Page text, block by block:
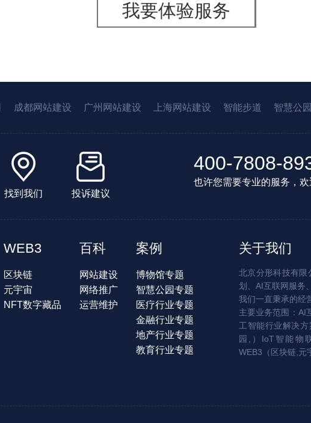
我要体验服务
成都网站建设 广州网站建设 上海网站建设 智能步道 智慧公园
找到我们 投诉建议
400-7808-
也许您需要专业的服务，
WEB3
区块链
元宇宙
NFT数字藏品
百科
网站建设
网络推广
运营维护
案例
博物馆专题
智慧公园专题
医疗行业专题
金融行业专题
地产行业专题
教育行业专题
关于我们
北京分形科技有限
划、AI互联网服务
我们一直秉承的经
主要业务范围：AI
工智能行业解决
园,）IoT智能物
WEB3（区块链,元